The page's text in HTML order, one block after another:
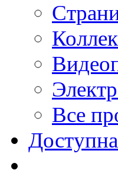
Все